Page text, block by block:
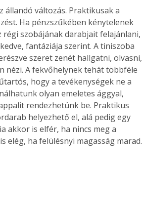
állandó változás. Praktikusak a
Ha pénzszűkében kénytelenek
szobájának darabjait felajánlani,
fantáziája szerint. A tiniszoba
szeret zenét hallgatni, olvasni,
nézi. A fekvőhelynek tehát többféle
hogy a tevékenységek ne a
olyan emeletes ággyal,
rendezhetünk be. Praktikus
helyezhető el, alá pedig egy
akkor is elfér, ha nincs meg a
elég, ha felülésnyi magasság marad.